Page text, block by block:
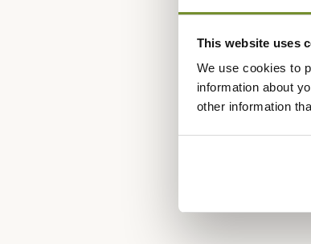
This website uses
We use cookies to
information about
other information